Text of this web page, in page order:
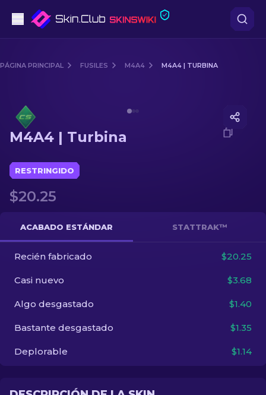
Fusiles de Francotirador
Cuchillos
Guantes
Cajas
Otro
PÁGINA PRINCIPAL FUSILES M4A4 M4A4 | TURBINA
M4A4 | Turbina
RESTRINGIDO
$20.25
ACABADO ESTÁNDAR STATTRAK™
Recién fabricado $20.25
Casi nuevo $3.68
Algo desgastado $1.40
Bastante desgastado $1.35
Deplorable $1.14